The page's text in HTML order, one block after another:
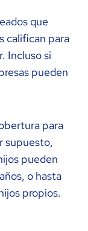
que
califican para
Incluso si
pueden
para
supuesto,
pueden
o hasta
propios.